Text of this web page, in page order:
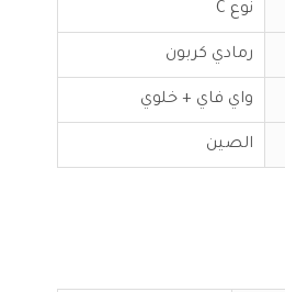
نوع C
رمادي كربون
واي فاي + خلوي
الصين